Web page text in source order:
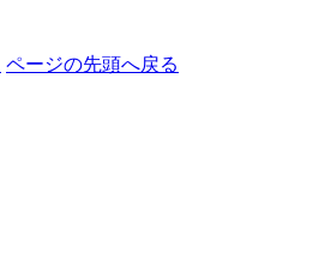
ページの先頭へ戻る